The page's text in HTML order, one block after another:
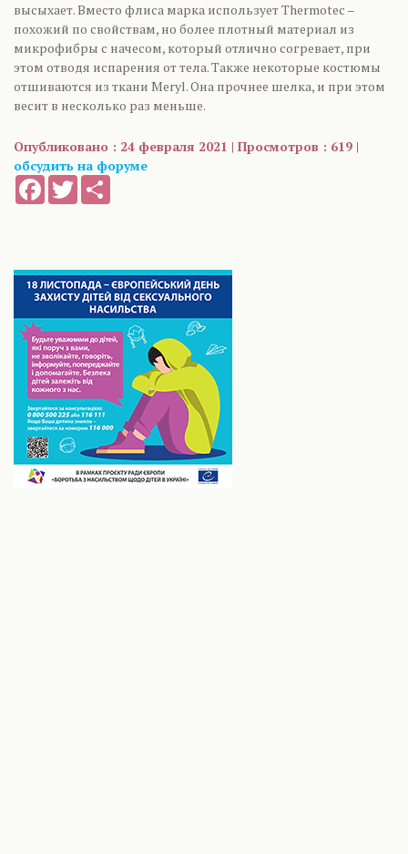
высыхает. Вместо флиса марка использует Thermotec –
похожий по свойствам, но более плотный материал из
микрофибры с начесом, который отлично согревает, при
этом отводя испарения от тела. Также некоторые костюмы
отшиваются из ткани Meryl. Она прочнее шелка, и при этом
весит в несколько раз меньше.
Опубликовано : 24 февраля 2021 | Просмотров : 619 |
обсудить на форуме
FacebookTwitter